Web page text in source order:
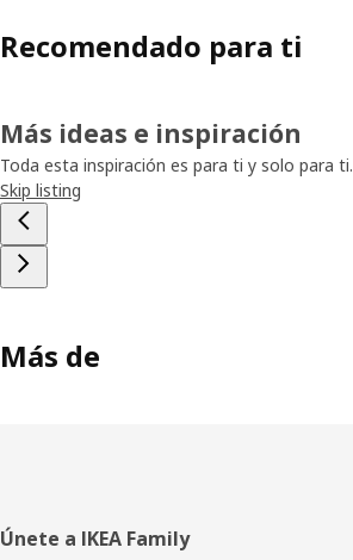
Recomendado para ti
Más ideas e inspiración
Toda esta inspiración es para ti y solo para ti.
Skip listing
Más de
Pie
Únete a IKEA Family